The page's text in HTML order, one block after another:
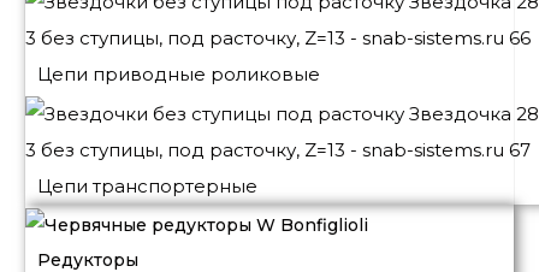
Цепи приводные роликовые
Цепи транспортерные
Редукторы